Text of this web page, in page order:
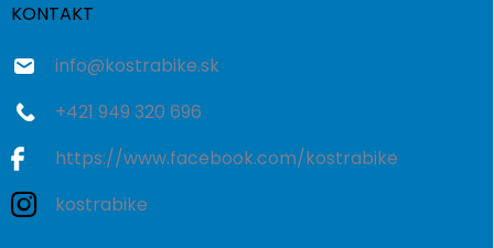
KONTAKT
info@kostrabike.sk
+421 949 320 696
https://www.facebook.com/kostrabike
kostrabike